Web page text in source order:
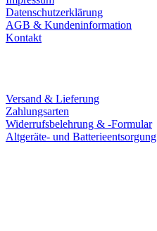
Datenschutzerklärung
AGB & Kundeninformation
Kontakt
Versand & Lieferung
Zahlungsarten
Widerrufsbelehrung & -Formular
Altgeräte- und Batterieentsorgung